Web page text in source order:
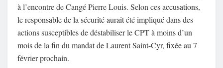
à l’encontre de Cangé Pierre Louis. Selon ces accusations,
le responsable de la sécurité aurait été impliqué dans des
actions susceptibles de déstabiliser le CPT à moins d’un
mois de la fin du mandat de Laurent Saint-Cyr, fixée au 7
février prochain.